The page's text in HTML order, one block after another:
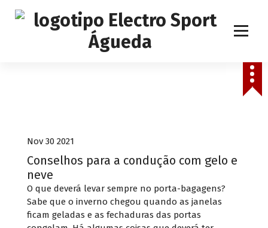
Nov 30 2021
Conselhos para a condução com gelo e
neve
O que deverá levar sempre no porta-bagagens?
Sabe que o inverno chegou quando as janelas
ficam geladas e as fechaduras das portas